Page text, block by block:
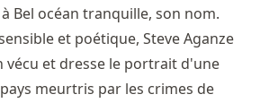
Bel océan tranquille, son nom.
et poétique, Steve Aganze
vécu et dresse le portrait d'une
meurtris par les crimes de